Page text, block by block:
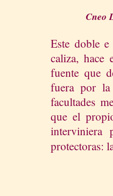
Cneo
Este doble
caliza, hace
fuente que
fuera por
facultades
que el
interviniera
protectoras: